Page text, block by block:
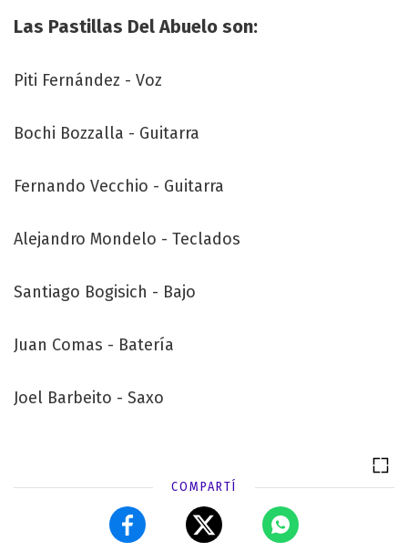
Las Pastillas Del Abuelo son:
Piti Fernández - Voz
Bochi Bozzalla - Guitarra
Fernando Vecchio - Guitarra
Alejandro Mondelo - Teclados
Santiago Bogisich - Bajo
Juan Comas - Batería
Joel Barbeito - Saxo
COMPARTÍ